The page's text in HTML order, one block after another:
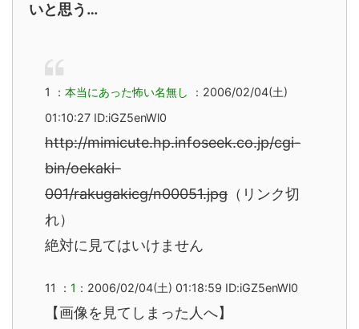
いと思う…
1 ： 本当にあった怖い名無し
：2006/02/04(土)
01:10:27 ID:iGZ5enWl0
http://mimicute.hp.infoseek.co.jp/cgi-
bin/oekaki-
001/rakugakicg/n00051.jpg （リンク切
れ）
絶対に見てはいけません
11 ： 1 ：2006/02/04(土) 01:18:59 ID:iGZ5enWl0
【画像を見てしまった人へ】